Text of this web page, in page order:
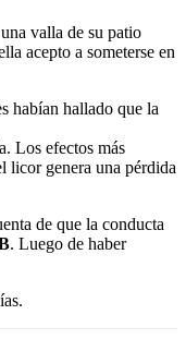
valla de su patio
acepto a someterse en
habían hallado que la
Los efectos más
licor genera una pérdida
de que la conducta
. Luego de haber